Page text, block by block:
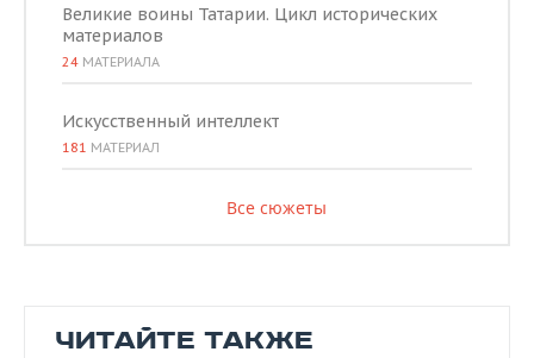
Великие воины Татарии. Цикл исторических
материалов
24 МАТЕРИАЛА
Искусственный интеллект
181 МАТЕРИАЛ
Все сюжеты
ЧИТАЙТЕ ТАКЖЕ